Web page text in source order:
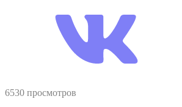
6530 просмотров